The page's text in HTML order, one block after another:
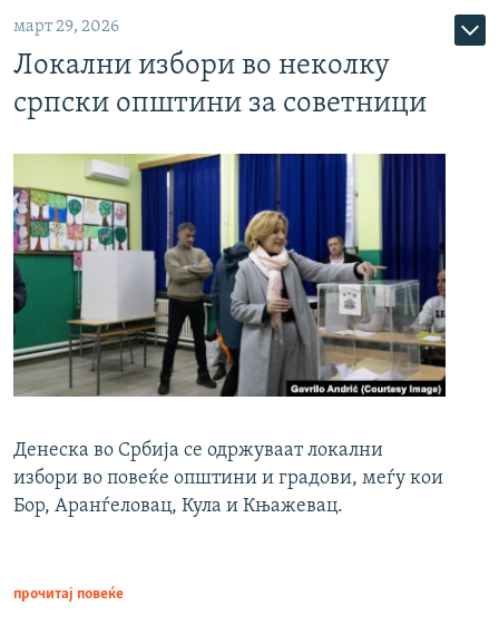
март 29, 2026
Локални избори во неколку
српски општини за советници
Денеска во Србија се одржуваат локални
избори во повеќе општини и градови, меѓу кои
Бор, Аранѓеловац, Кула и Књажевац.
прочитај повеќе